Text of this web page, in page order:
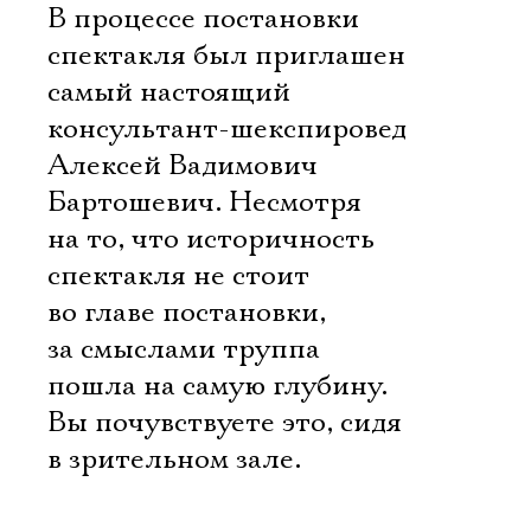
В процессе постановки
спектакля был приглашен
самый настоящий
консультант-шекспировед
Алексей Вадимович
Бартошевич. Несмотря
на то, что историчность
спектакля не стоит
во главе постановки,
за смыслами труппа
пошла на самую глубину.
Вы почувствуете это, сидя
в зрительном зале.